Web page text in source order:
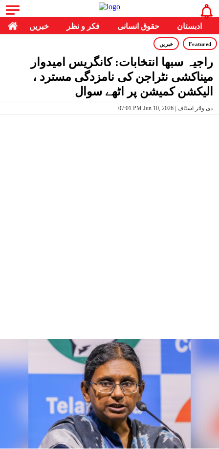
خبریں فکر و نظر حقوق انسانی ادبستان
Featured خبریں
راجیہ سبھا انتخابات: کانگریس امیدوار
میناکشی نٹراجن کی نامزدگی مسترد ،
الیکشن کمیشن پر اٹھے سوال
07:01 PM Jun 10, 2026 | دی وائر اسٹاف